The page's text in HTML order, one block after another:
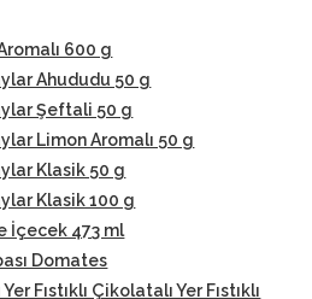
600 g
Ahududu 50 g
Şeftali 50 g
Limon Aromalı 50 g
Klasik 50 g
Klasik 100 g
İçecek 473 ml
Domates
Fıstıklı Çikolatalı Yer Fıstıklı